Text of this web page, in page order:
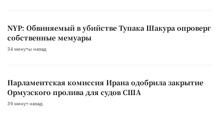
NYP: Обвиняемый в убийстве Тупака Шакура опроверг
собственные мемуары
34 минуты назад
Парламентская комиссия Ирана одобрила закрытие
Ормузского пролива для судов США
39 минут назад